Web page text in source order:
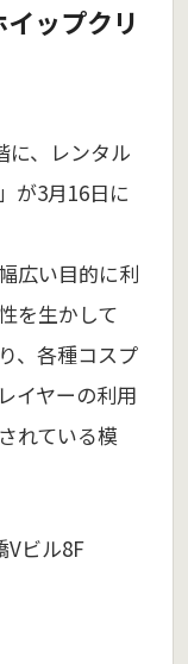
ップクリ
に、レンタル
が3月16日に
広い目的に利
を生かして
、各種コスプ
イヤーの利用
れている模
ビル8F